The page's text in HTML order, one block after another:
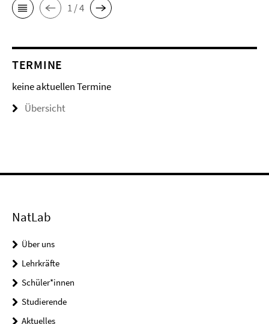
1 / 4
TERMINE
keine aktuellen Termine
Übersicht
NatLab
Über uns
Lehrkräfte
Schüler*innen
Studierende
Aktuelles